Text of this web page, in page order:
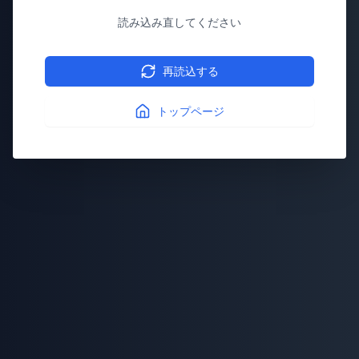
読み込み直してください
再読込する
トップページ